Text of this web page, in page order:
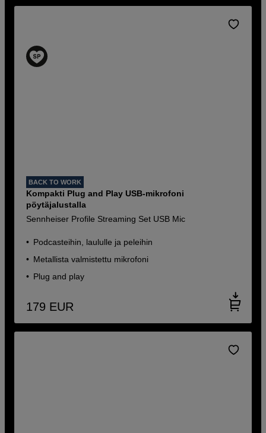
BACK TO WORK
Kompakti Plug and Play USB-mikrofoni
pöytäjalustalla
Sennheiser Profile Streaming Set USB Mic
Podcasteihin, laululle ja peleihin
Metallista valmistettu mikrofoni
Plug and play
179 EUR